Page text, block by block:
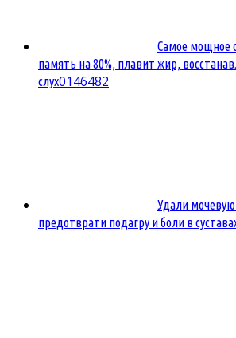
Самое мощное
память на 80%, плавит жир,
слух0146482
Удали мочевую
предотврати подагру и боли в